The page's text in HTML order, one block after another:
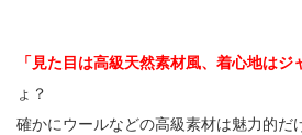
「見た目は高級天然素材風、着心地はジ
ょ？
確かにウールなどの高級素材は魅力的だ